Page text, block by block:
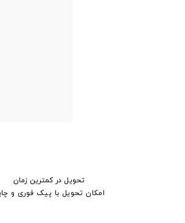
تحویل در کمترین زمان
امکان تحویل با پیک فوری و